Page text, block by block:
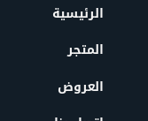
الرئيسية
المتجر
العروض